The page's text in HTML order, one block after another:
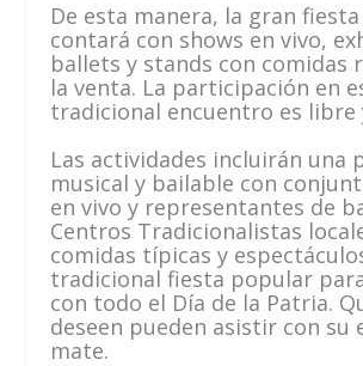
De esta manera, la gran
contará con shows en vivo,
ballets y stands con comidas
la venta. La participación en
tradicional encuentro es
Las actividades incluirán una
musical y bailable con
en vivo y representantes de
Centros Tradicionalistas
comidas típicas y
tradicional fiesta popular
con todo el Día de la Patria.
deseen pueden asistir con su
mate.